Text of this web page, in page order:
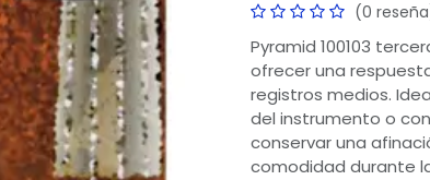
(0
Pyramid 100103
ofrecer una
registros medios.
del instrumento o
conservar una
comodidad durante